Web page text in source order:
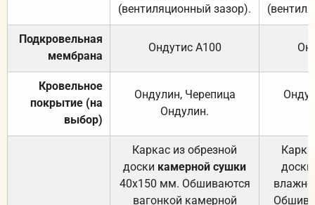
(вентиляционный зазор).
Подкровельная
мембрана
Ондутис А100
Кровельное
покрытие (на
выбор)
Ондулин, Черепица
Ондулин.
Каркас из обрезной
доски камерной сушки
40х150 мм. Обшиваются
вагонкой камерной
доски